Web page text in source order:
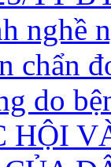
nghề
chẩn
do
HỘI